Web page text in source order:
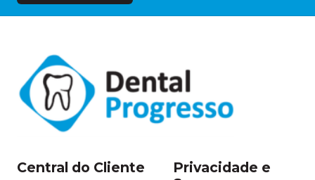
Central do Cliente
Privacidade e